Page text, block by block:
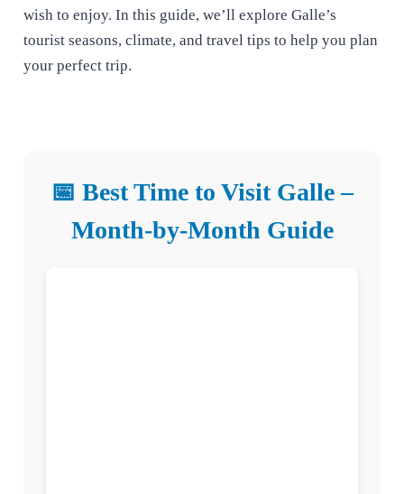
wish to enjoy. In this guide, we’ll explore Galle’s
tourist seasons, climate, and travel tips to help you plan
your perfect trip.
📅 Best Time to Visit Galle –
Month-by-Month Guide